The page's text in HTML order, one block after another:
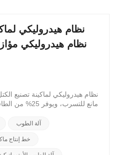
نظام هيدروليكي
للطاقة إذا كنت تملك أو تدير
الهيدروليكية القديمة تهدر
آلة الطوب
خط إنتاج